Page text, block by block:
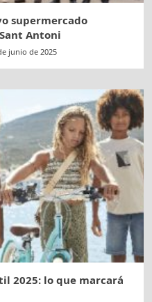
supermercado
Antoni
junio de 2025
2025: lo que marcará